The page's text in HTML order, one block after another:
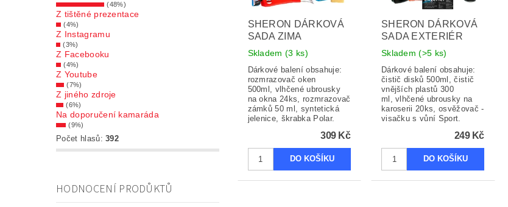
(48%)
Z tištěné prezentace
(4%)
Z Instagramu
(3%)
Z Facebooku
(4%)
Z Youtube
(7%)
Z jiného zdroje
(6%)
Na doporučení kamaráda
(9%)
Počet hlasů:392
HODNOCENÍ PRODŮKTŮ
SHERON DÁRKOVÁ
SADA ZIMA
Skladem(3 ks)
Dárkové balení obsahuje:
rozmrazovač oken
500ml, vlhčené ubrousky
na okna 24ks, rozmrazovač
zámků 50 ml, syntetická
jelenice, škrabka Polar.
309 Kč
SHERON DÁRKOVÁ
SADA EXTERIÉR
Skladem(>5 ks)
Dárkové balení obsahuje:
čistič disků 500ml, čistič
vnějších plastů 300
ml, vlhčené ubrousky na
karoserii 20ks, osvěžovač -
visačku s vůní Sport.
249 Kč